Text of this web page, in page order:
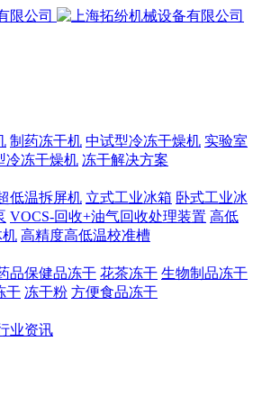
制药冻干机 中试型冷冻干燥机 实验室
冷冻干燥机 冻干解决方案
低温拆屏机 立式工业冰箱 卧式工业冰
VOCS-回收+油气回收处理装置 高低
机 高精度高低温校准槽
品保健品冻干 花茶冻干 生物制品冻干
干 冻干粉 方便食品冻干
业资讯